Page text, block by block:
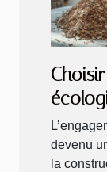
de
devenu
la